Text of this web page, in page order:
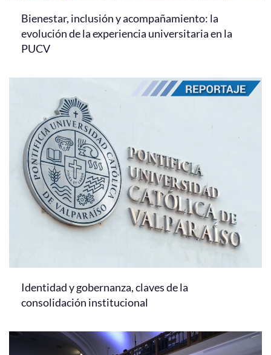
Bienestar, inclusión y acompañamiento: la
evolución de la experiencia universitaria en la
PUCV
Identidad y gobernanza, claves de la
consolidación institucional